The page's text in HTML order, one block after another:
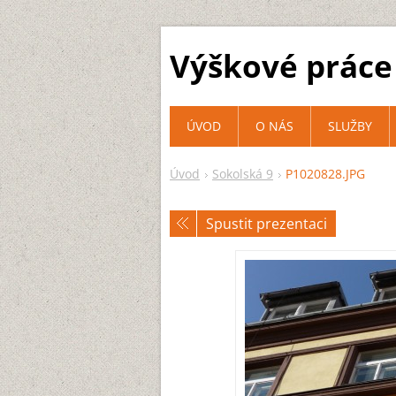
Výškové
Úvod Sokolská 9 P1020828.JPG
Spustit prezentaci
ÚVOD O NÁS SLUŽBY